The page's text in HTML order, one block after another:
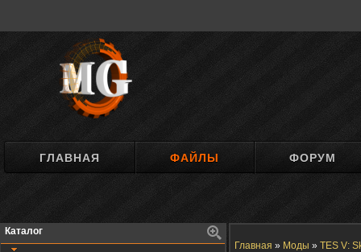
ГЛАВНАЯ ФАЙЛЫ ФОРУМ
Каталог
Главная » Моды » TES V: